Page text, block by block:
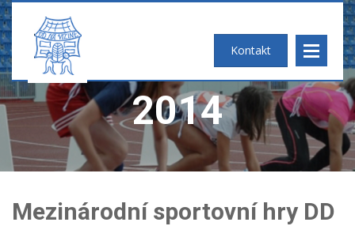
Kontakt
FOTOGALERIE
2014
Mezinárodní sportovní hry DD